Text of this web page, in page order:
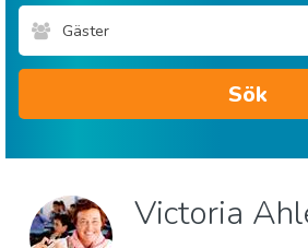
Gäster
Sök
Victoria